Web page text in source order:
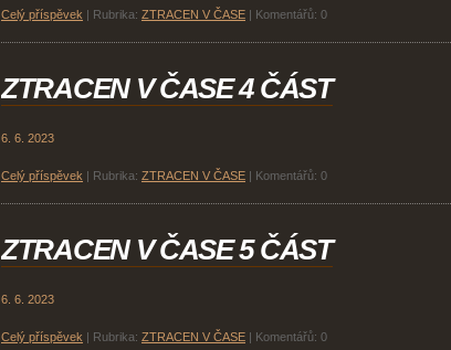
Celý příspěvek | Rubrika: ZTRACEN V ČASE | Komentářů: 0
ZTRACEN V ČASE 4 ČÁST
6. 6. 2023
Celý příspěvek | Rubrika: ZTRACEN V ČASE | Komentářů: 0
ZTRACEN V ČASE 5 ČÁST
6. 6. 2023
Celý příspěvek | Rubrika: ZTRACEN V ČASE | Komentářů: 0